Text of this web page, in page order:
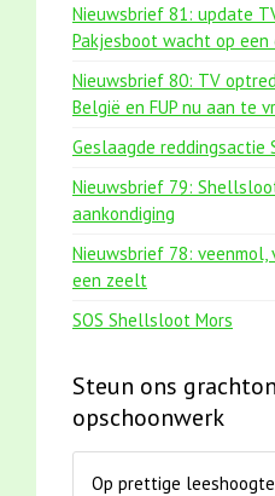
Nieuwsbrief 81: update
Pakjesboot wacht op
Nieuwsbrief 80: TV
België en FUP nu aan te
Geslaagde reddingsactie
Nieuwsbrief 79:
aankondiging
Nieuwsbrief 78:
een zeelt
SOS Shellsloot Mors
Steun ons
opschoonwerk
Op prettige